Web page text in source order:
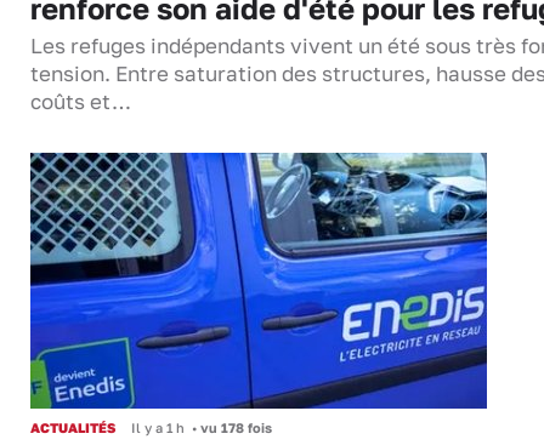
renforce son aide d'été pour les
Les refuges indépendants vivent un été sous très
tension. Entre saturation des structures, hausse
coûts et…
ACTUALITÉS Il y a 1 h • vu 178 fois